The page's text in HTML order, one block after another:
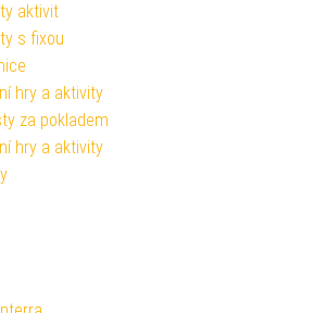
aktivit
s fixou
hry a aktivity
za pokladem
hry a aktivity